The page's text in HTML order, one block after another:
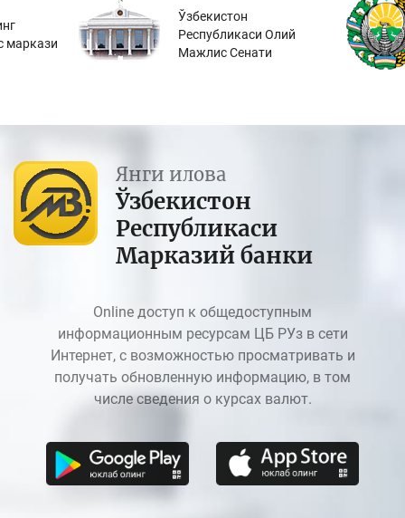
маркази
Ўзбекистон
Республикаси Олий
Мажлис Сенати
Янги илова
Ўзбекистон
Республикаси
Марказий банки
Online доступ к общедоступным
информационным ресурсам ЦБ РУз в сети
Интернет, с возможностью просматривать и
получать обновленную информацию, в том
числе сведения о курсах валют.